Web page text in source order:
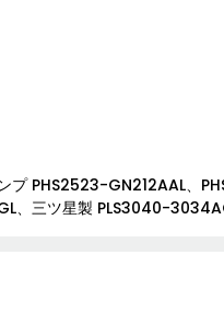
プ PHS2523-GN212AAL、
、三ツ星製 PLS3040-